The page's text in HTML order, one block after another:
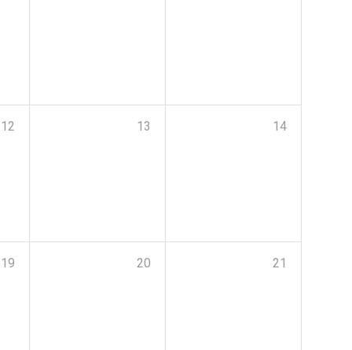
12 13 14
19 20 21